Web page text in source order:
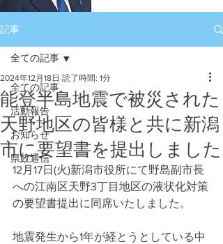
記事
全ての記事
活動報告
お知らせ
県政通信
全ての記事
能登半島地震で被災された
天野地区の皆様と共に新潟
市に要望書を提出しました
2024年12月18日 読了時間: 1分
12月17日(火)新潟市役所にて野島副市長
への江南区天野3丁目地区の液状化対策
の要望書提出に同席いたしました。
地震発生から1年が経とうとしている中